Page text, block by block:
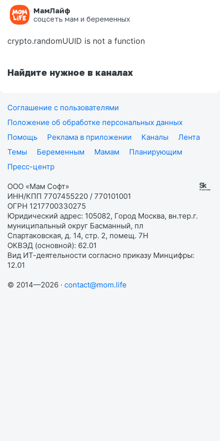
МамЛайф
соцсеть мам и беременных
Ошибка на странице
crypto.randomUUID is not a function
Найдите нужное в каналах
Соглашение с пользователями
Положение об обработке персональных данных
Помощь
Реклама в приложении Каналы
Лента
Темы
Беременным Мамам
Планирующим
Пресс-центр
ООО «Мам Софт»
ИНН/КПП 7707455220 / 770101001
ОГРН 1217700330275
Юридический адрес: 105082, Город Москва, вн.тер.г.
муниципальный округ Басманный, пл
Спартаковская, д. 14, стр. 2, помещ. 7Н
ОКВЭД (основной): 62.01
Вид ИТ-деятельности согласно приказу Минцифры:
12.01
© 2014—2026 · contact@mom.life